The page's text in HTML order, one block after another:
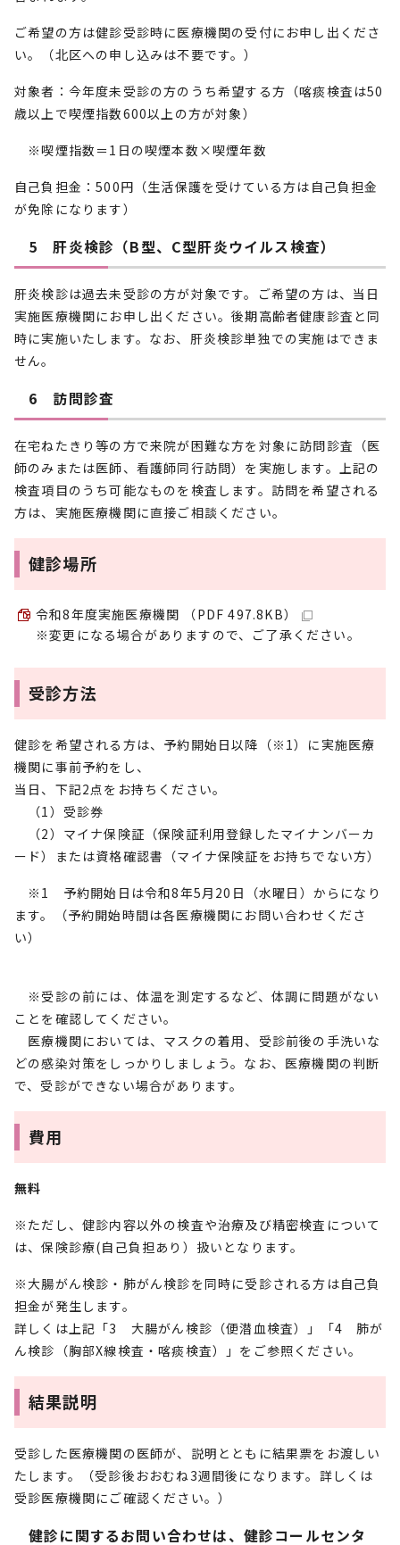
ご希望の方は健診受診時に医療機関の受付にお申し出くださ
い。（北区への申し込みは不要です。）
対象者：今年度未受診の方のうち希望する方（喀痰検査は50
歳以上で喫煙指数600以上の方が対象）
※喫煙指数＝1日の喫煙本数×喫煙年数
自己負担金：500円（生活保護を受けている方は自己負担金
が免除になります）
5 肝炎検診（B型、C型肝炎ウイルス検査）
肝炎検診は過去未受診の方が対象です。ご希望の方は、当日
実施医療機関にお申し出ください。後期高齢者健康診査と同
時に実施いたします。なお、肝炎検診単独での実施はできま
せん。
6 訪問診査
在宅ねたきり等の方で来院が困難な方を対象に訪問診査（医
師のみまたは医師、看護師同行訪問）を実施します。上記の
検査項目のうち可能なものを検査します。訪問を希望される
方は、実施医療機関に直接ご相談ください。
健診場所
令和8年度実施医療機関 （PDF 497.8KB）
※変更になる場合がありますので、ご了承ください。
受診方法
健診を希望される方は、予約開始日以降（※1）に実施医療
機関に事前予約をし、
当日、下記2点をお持ちください。
（1）受診券
（2）マイナ保険証（保険証利用登録したマイナンバーカ
ード）または資格確認書（マイナ保険証をお持ちでない方）
※1 予約開始日は令和8年5月20日（水曜日）からになり
ます。（予約開始時間は各医療機関にお問い合わせくださ
い）
※受診の前には、体温を測定するなど、体調に問題がない
ことを確認してください。
医療機関においては、マスクの着用、受診前後の手洗いな
どの感染対策をしっかりしましょう。なお、医療機関の判断
で、受診ができない場合があります。
費用
無料
※ただし、健診内容以外の検査や治療及び精密検査について
は、保険診療(自己負担あり）扱いとなります。
※大腸がん検診・肺がん検診を同時に受診される方は自己負
担金が発生します。
詳しくは上記「3 大腸がん検診（便潜血検査）」「4 肺が
ん検診（胸部X線検査・喀痰検査）」をご参照ください。
結果説明
受診した医療機関の医師が、説明とともに結果票をお渡しい
たします。（受診後おおむね3週間後になります。詳しくは
受診医療機関にご確認ください。）
健診に関するお問い合わせは、健診コールセンタ